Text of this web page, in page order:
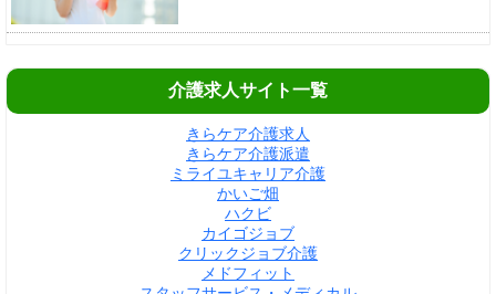
介護求人サイト一覧
きらケア介護求人
きらケア介護派遣
ミライユキャリア介護
かいご畑
ハクビ
カイゴジョブ
クリックジョブ介護
メドフィット